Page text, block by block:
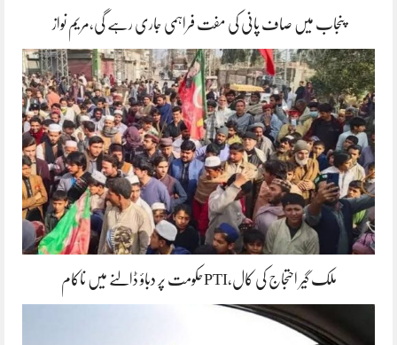
پنجاب میں صاف پانی کی مفت فراہمی جاری رہے گی،مریم نواز
ملک گیر احتجاج کی کال،PTIحکومت پر دباؤ ڈالنے میں ناکام